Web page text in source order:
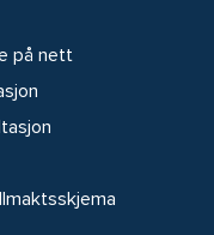
på nett